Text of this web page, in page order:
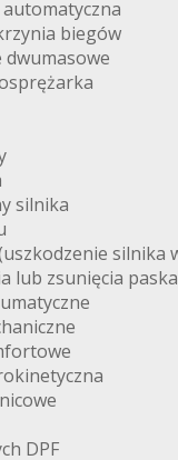
biegów
dwumasowe
silnika
silnika
lub zsunięcia
DPF